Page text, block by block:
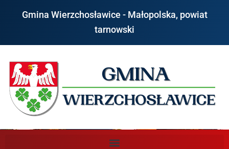
Gmina Wierzchosławice - Małopolska, powiat
tarnowski